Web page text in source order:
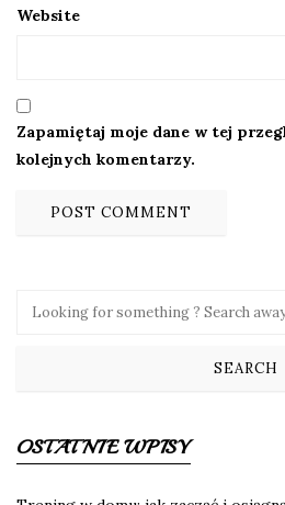
Website
Zapamiętaj moje dane w tej
kolejnych komentarzy.
OSTATNIE WPISY